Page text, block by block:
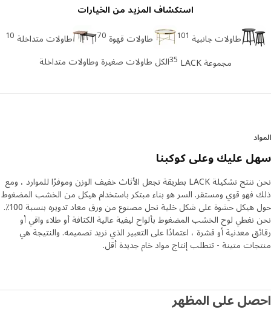
استكشاف المزيد من الخيارات
طاولات جانبية 101 طاولات قهوة 70 طاولات متداخلة 10
مجموعة LACK 35الكل طاولات صغيرة وطاولات متداخلة
عليك وعلى كوكبنا
نحن ننتج تشكيلة LACK بطريقة تجعل الأثاث خفيف الوزن وموفرًا للموارد ، ومع
فهو قوي ومستقر. السر هو بناء مبتكر باستخدام هيكل من الخشب المضغوط
حول هيكل حشوة على شكل خلية نحل مصنوع من ورق معاد تدويره بنسبة 100٪.
لوح الخشب المضغوط بألواح ليفية عالية الكثافة أو طلاء واقي أو
معدنية أو قشرة ، اعتمادًا على التعبير الذي نريد تصميمه. والنتيجة هي
متينة - تتطلب إنتاج مواد خام جديدة أقل.
على المظهر